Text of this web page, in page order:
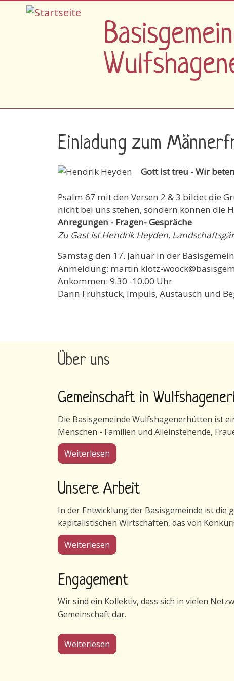
Direkt zum Inhalt
Einladung zum
Gott ist treu - Wir
Psalm 67 mit den Versen 2 & 3 bildet die
nicht bei uns stehen, sondern können die
Anregungen - Fragen- Gespräche
Zu Gast ist Hendrik Heyden,
Samstag den 17. Januar in der
Anmeldung: martin.klotz-
Ankommen: 9.30 -10.00 Uhr
Dann Frühstück, Impuls, Austausch und
Über uns
Gemeinschaft in
Die Basisgemeinde Wulfshagenerhütten ist
Menschen - Familien und Alleinstehende,
Weiterlesen
Unsere Arbeit
In der Entwicklung der Basisgemeinde ist die
kapitalistischen Wirtschaften, das von
Weiterlesen
Engagement
Wir sind ein Kollektiv, dass sich in vielen
Gemeinschaft dar.
Weiterlesen